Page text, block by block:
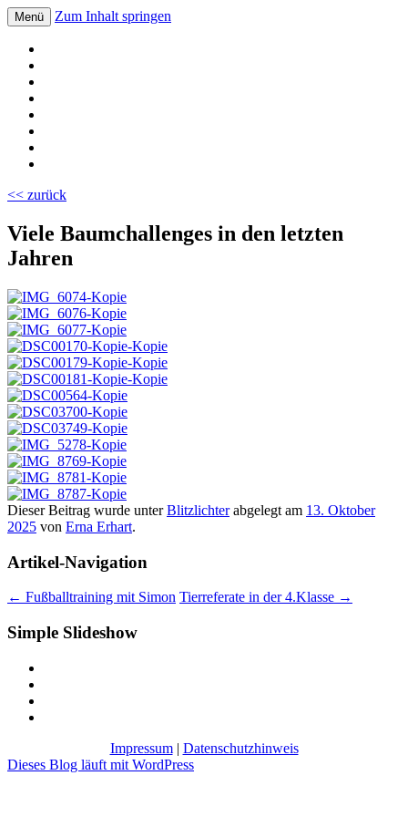
Volksschule Bad Blumau
Menü Zum Inhalt springen
<< zurück
Viele Baumchallenges in den letzten
Jahren
Dieser Beitrag wurde unterBlitzlichterabgelegt am 13. Oktober
2025 von Erna Erhart.
Artikel-Navigation
← Fußballtraining mit Simon Tierreferate in der 4.Klasse →
Simple Slideshow
Impressum| Datenschutzhinweis
Dieses Blog läuft mit WordPress